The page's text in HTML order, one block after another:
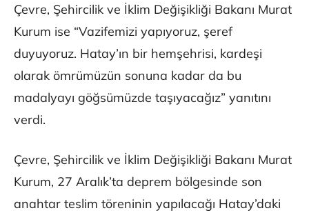
Çevre, Şehircilik ve İklim Değişikliği Bakanı Murat
Kurum ise “Vazifemizi yapıyoruz, şeref
duyuyoruz. Hatay’ın bir hemşehrisi, kardeşi
olarak ömrümüzün sonuna kadar da bu
madalyayı göğsümüzde taşıyacağız” yanıtını
verdi.
Çevre, Şehircilik ve İklim Değişikliği Bakanı Murat
Kurum, 27 Aralık’ta deprem bölgesinde son
anahtar teslim töreninin yapılacağı Hatay’daki